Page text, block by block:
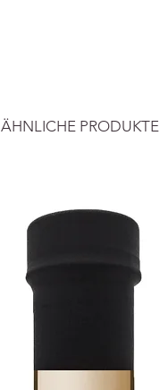
ÄHNLICHE PRODUKTE